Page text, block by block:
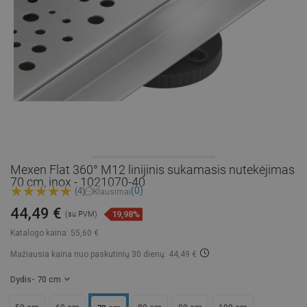
Mexen Flat 360° M12 linijinis sukamasis nutekėjimas
70 cm, inox - 1021070-40
(4) Klausimai(0)
Katalogo kaina: 55,60 €
44,49 € (su PVM) 19,98%
Mažiausia kaina nuo paskutinių 30 dienų: 44,49 €
Dydis - 70 cm